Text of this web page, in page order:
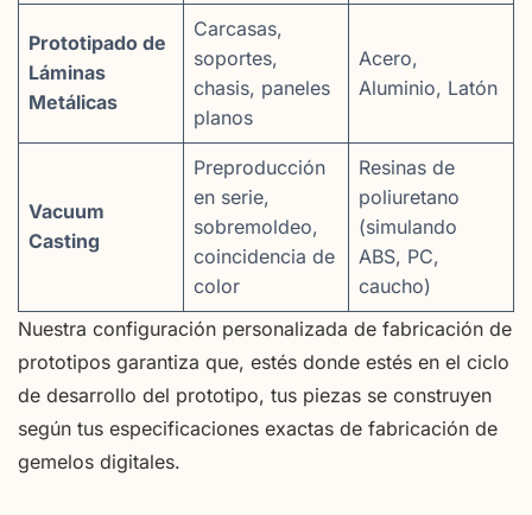
Prototipado de
Láminas
Metálicas
Carcasas,
soportes,
chasis, paneles
planos
Acero,
Aluminio, Latón
Vacuum
Casting
Preproducción
en serie,
sobremoldeo,
coincidencia de
color
Resinas de
poliuretano
(simulando
ABS, PC,
caucho)
Nuestra configuración personalizada de fabricación de
prototipos garantiza que, estés donde estés en el ciclo
de desarrollo del prototipo, tus piezas se construyen
según tus especificaciones exactas de fabricación de
gemelos digitales.